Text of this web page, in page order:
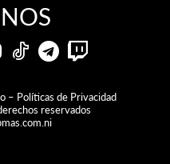
– Políticas de Privacidad
reservados